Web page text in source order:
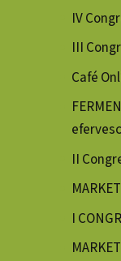
IV
III
Café
II
I